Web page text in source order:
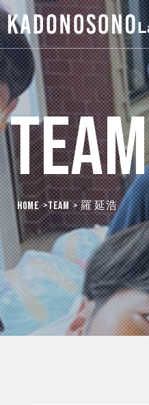
Team
HOME >Team > 羅 延浩